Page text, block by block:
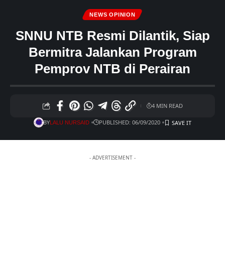
NEWS OPINION
SNNU NTB Resmi Dilantik, Siap
Bermitra Jalankan Program
Pemprov NTB di Perairan
BYLALU NURSAID PUBLISHED: 06/09/2020
4 MIN READ
- ADVERTISEMENT -